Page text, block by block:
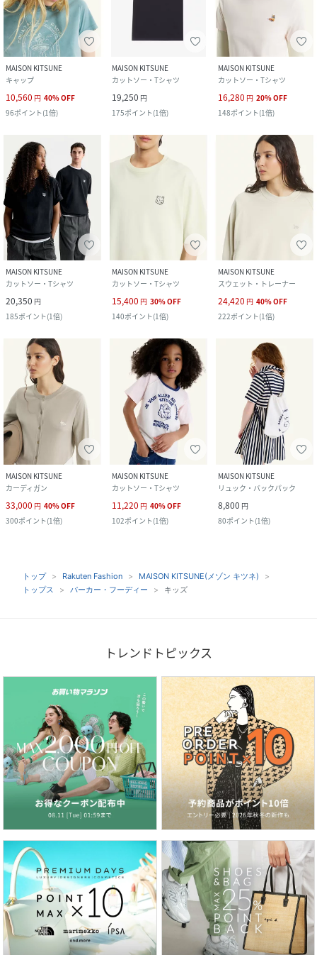
MAISON KITSUNE
キャップ
10,560 円 40%OFF
96ポイント(1倍)
MAISON KITSUNE
カットソー・Tシャツ
19,250 円
175ポイント(1倍)
MAISON KITSUNE
カットソー・Tシャツ
16,280 円 20%OFF
148ポイント(1倍)
MAISON KITSUNE
カットソー・Tシャツ
20,350 円
185ポイント(1倍)
MAISON KITSUNE
カットソー・Tシャツ
15,400 円 30%OFF
140ポイント(1倍)
MAISON KITSUNE
スウェット・トレーナー
24,420 円 40%OFF
222ポイント(1倍)
MAISON KITSUNE
カーディガン
33,000 円 40%OFF
300ポイント(1倍)
MAISON KITSUNE
カットソー・Tシャツ
11,220 円 40%OFF
102ポイント(1倍)
MAISON KITSUNE
リュック・バックパック
8,800 円
80ポイント(1倍)
トップ Rakuten Fashion
MAISON KITSUNE(メゾン キツネ)
トップス
パーカー・フーディー キッズ
トレンドトピックス